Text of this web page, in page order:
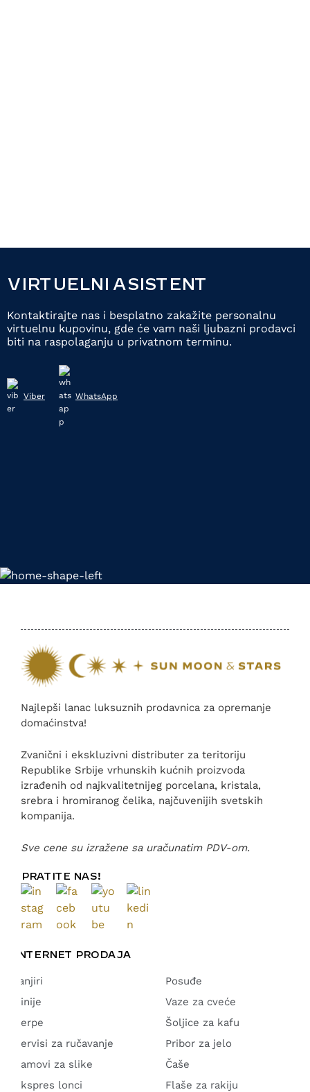
VIRTUELNI ASISTENT
Kontaktirajte nas i besplatno zakažite personalnu
virtuelnu kupovinu, gde će vam naši ljubazni prodavci
biti na raspolaganju u privatnom terminu.
Viber WhatsApp
Najlepši lanac luksuznih prodavnica za opremanje
domaćinstva!
Zvanični i ekskluzivni distributer za teritoriju
Republike Srbije vrhunskih kućnih proizvoda
izrađenih od najkvalitetnijeg porcelana, kristala,
srebra i hromiranog čelika, najčuvenijih svetskih
kompanija.
Sve cene su izražene sa uračunatim PDV-om.
PRATITE NAS!
INTERNET PRODAJA
Tanjiri
Činije
Šerpe
Servisi za ručavanje
Ramovi za slike
Ekspres lonci
Posuđe
Vaze za cveće
Šoljice za kafu
Pribor za jelo
Čaše
Flaše za rakiju